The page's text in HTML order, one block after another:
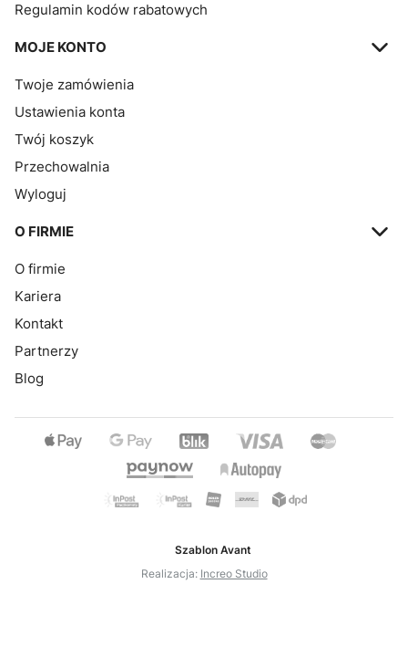
Regulamin kodów rabatowych
MOJE KONTO
Twoje zamówienia
Ustawienia konta
Twój koszyk
Przechowalnia
Wyloguj
O FIRMIE
O firmie
Kariera
Kontakt
Partnerzy
Blog
Szablon Avant
Realizacja: Increo Studio